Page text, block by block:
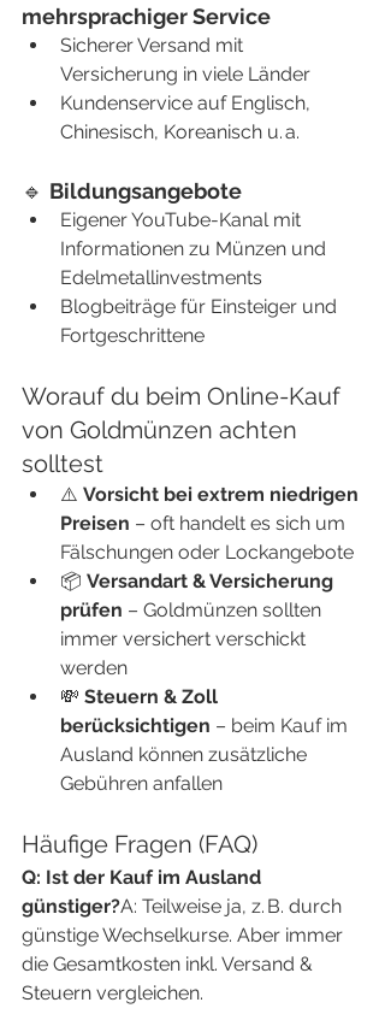
mehrsprachiger Service
Sicherer Versand mit
Versicherung in viele Länder
Kundenservice auf Englisch,
Chinesisch, Koreanisch u. a.
🔹 Bildungsangebote
Eigener YouTube-Kanal mit
Informationen zu Münzen und
Edelmetallinvestments
Blogbeiträge für Einsteiger und
Fortgeschrittene
Worauf du beim Online-Kauf
von Goldmünzen achten
solltest
⚠️ Vorsicht bei extrem niedrigen
Preisen – oft handelt es sich um
Fälschungen oder Lockangebote
📦 Versandart & Versicherung
prüfen – Goldmünzen sollten
immer versichert verschickt
werden
💸 Steuern & Zoll
berücksichtigen – beim Kauf im
Ausland können zusätzliche
Gebühren anfallen
Häufige Fragen (FAQ)
Q: Ist der Kauf im Ausland
günstiger?A: Teilweise ja, z. B. durch
günstige Wechselkurse. Aber immer
die Gesamtkosten inkl. Versand &
Steuern vergleichen.